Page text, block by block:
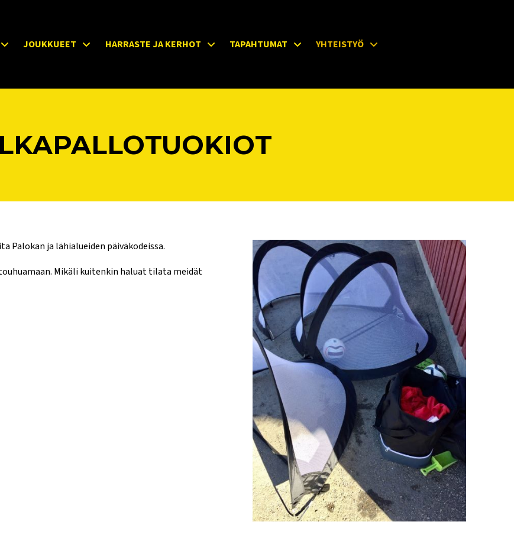
JOUKKUEET HARRASTE JA KERHOT TAPAHTUMAT YHTEISTYÖ
Palokan ja lähialueiden päiväkodeissa.
Mikäli kuitenkin haluat tilata meidät